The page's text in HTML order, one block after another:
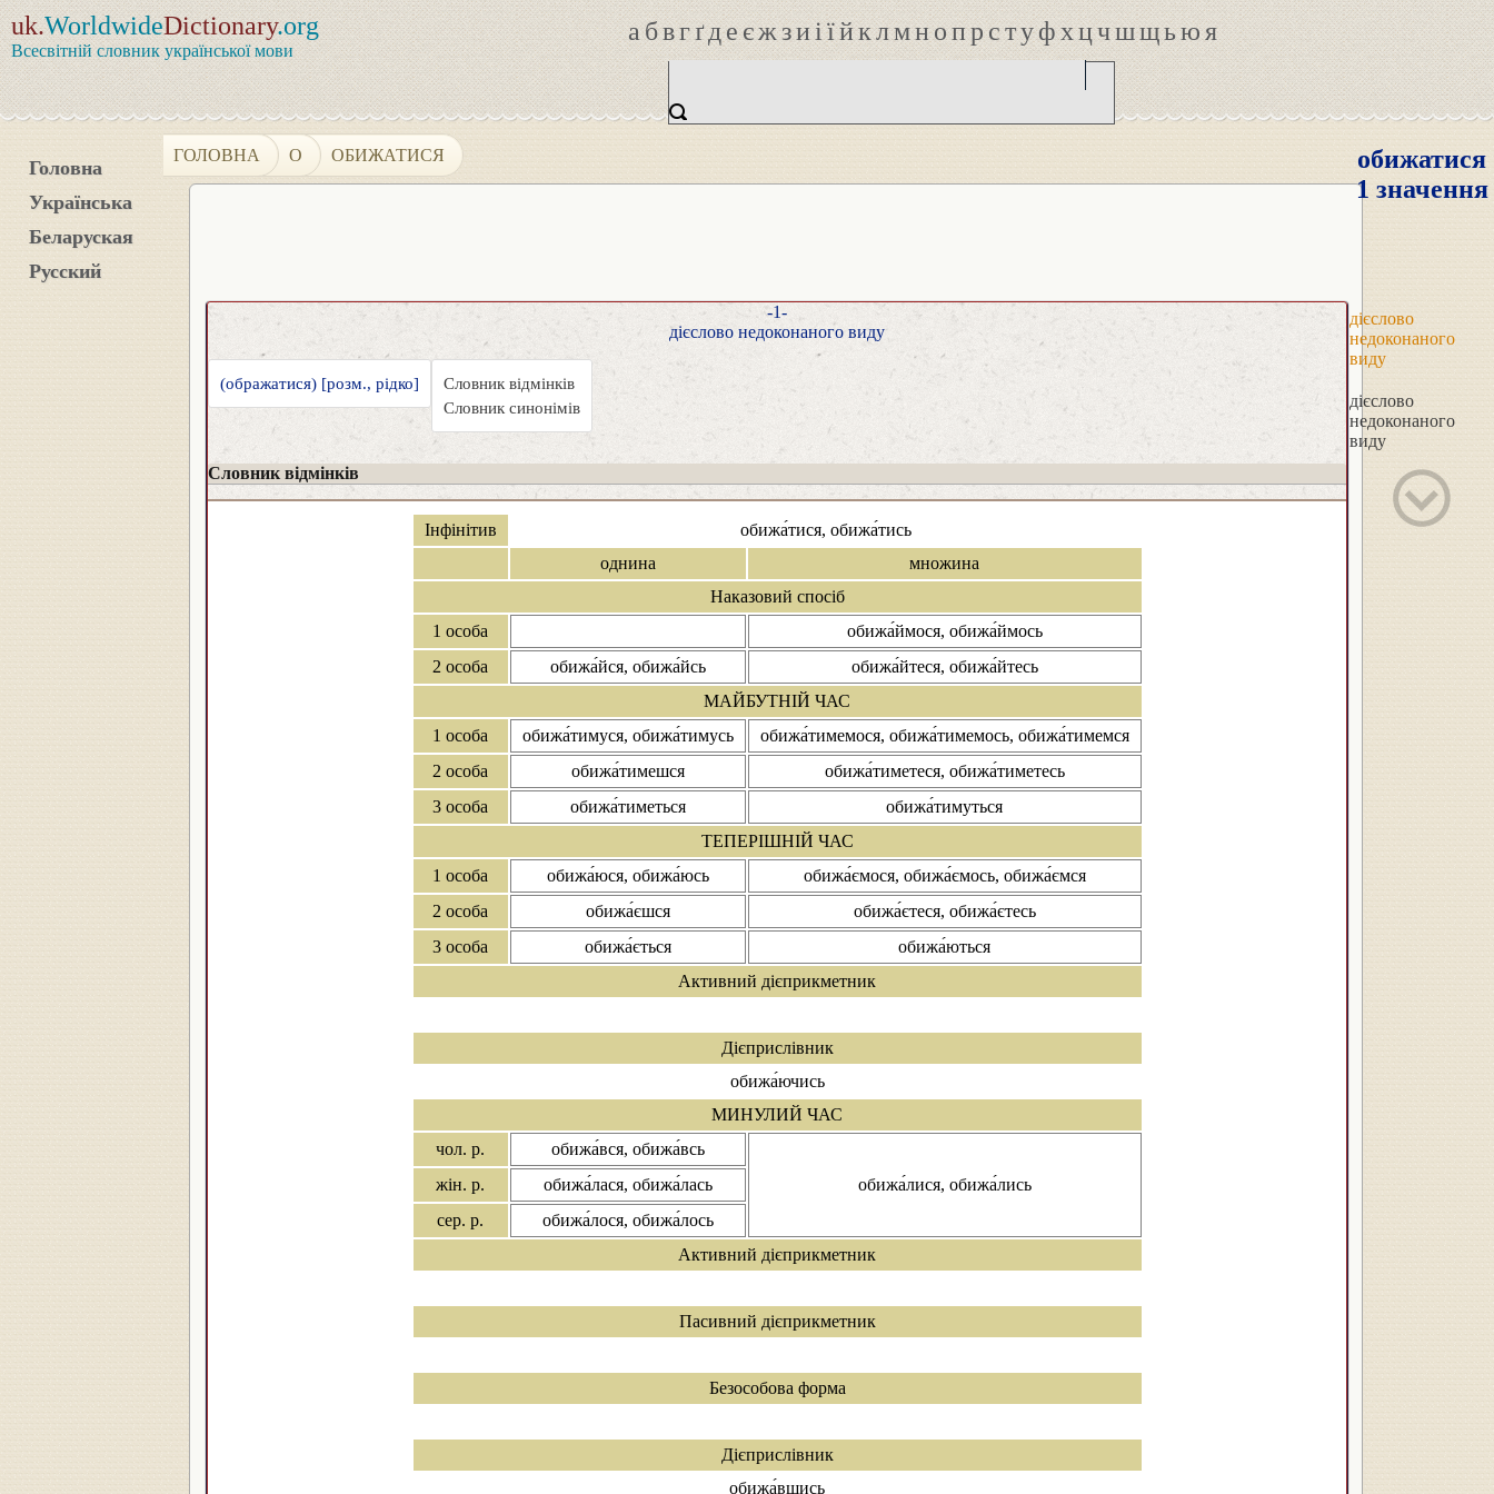
uk.WorldwideDictionary.org
Всесвітній словник української мови
абвгґдеєжзиіїйклмнопрстуфхцчшщьюя
Головна
Українська
Беларуская
Русский
ГОЛОВНА О ОБИЖАТИСЯ
обижатися
1 значення
дієслово
недоконаного
виду
дієслово
недоконаного
виду
-1-
дієслово недоконаного виду
(ображатися) [розм., рідко]
Словник відмінків
Словник синонімів
Словник відмінків
Інфінітив
обижа́тися, обижа́тись
однина
множина
Наказовий спосіб
1 особа
обижа́ймося, обижа́ймось
2 особа
обижа́йся, обижа́йсь
обижа́йтеся, обижа́йтесь
МАЙБУТНІЙ ЧАС
1 особа
обижа́тимуся, обижа́тимусь
обижа́тимемося, обижа́тимемось, обижа́тимемся
2 особа
обижа́тимешся
обижа́тиметеся, обижа́тиметесь
3 особа
обижа́тиметься
обижа́тимуться
ТЕПЕРІШНІЙ ЧАС
1 особа
обижа́юся, обижа́юсь
обижа́ємося, обижа́ємось, обижа́ємся
2 особа
обижа́єшся
обижа́єтеся, обижа́єтесь
3 особа
обижа́ється
обижа́ються
Активний дієприкметник
Дієприслівник
обижа́ючись
МИНУЛИЙ ЧАС
чол. р.
обижа́вся, обижа́всь
обижа́лися, обижа́лись
жін. р.
обижа́лася, обижа́лась
сер. р.
обижа́лося, обижа́лось
Активний дієприкметник
Пасивний дієприкметник
Безособова форма
Дієприслівник
обижа́вшись